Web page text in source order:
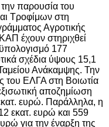
παρουσία του
Τροφίμων στη
Αγροτικής
έχουν στηριχθεί
177
σχέδια ύψους 15,1
Ανάκαμψης. Την
του ΕΛΓΑ στη Βοιωτία
αποζημίωση
ευρώ. Παράλληλα, η
εκατ. ευρώ και 559
για την έναρξη της